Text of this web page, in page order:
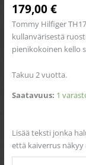
179,00€
Tommy Hilfiger
kullanvärisestä
pienikokoinen kello
Takuu 2 vuotta.
Saatavuus: 1
Lisää teksti jonka
että kaiverrus näkyy